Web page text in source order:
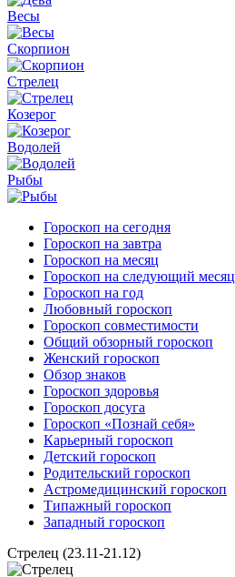
Весы
Скорпион
Стрелец
Козерог
Водолей
Рыбы
Гороскоп на сегодня
Гороскоп на завтра
Гороскоп на месяц
Гороскоп на следующий месяц
Гороскоп на год
Любовный гороскоп
Гороскоп совместимости
Общий обзорный гороскоп
Женский гороскоп
Обзор знаков
Гороскоп здоровья
Гороскоп досуга
Гороскоп «Познай себя»
Карьерный гороскоп
Детский гороскоп
Родительский гороскоп
Астромедицинский гороскоп
Типажный гороскоп
Западный гороскоп
Стрелец (23.11-21.12)